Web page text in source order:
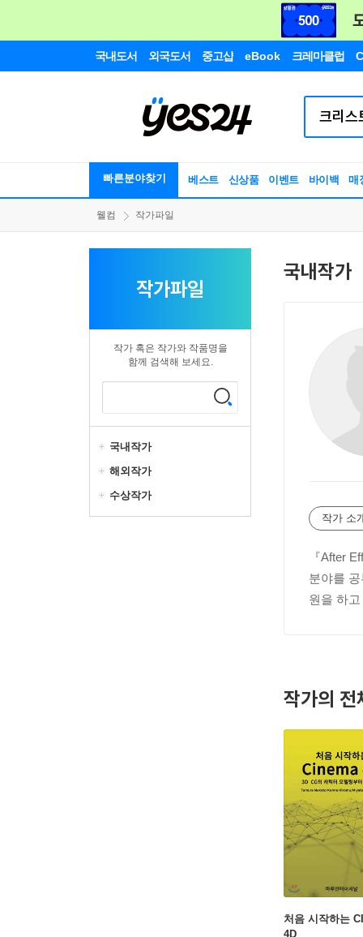
국내도서 외국도서 중고샵 eBook 크레마클럽
빠른분야찾기 베스트 신상품 이벤트 바이백 매
웰컴 작가파일
작가파일
작가 혹은 작가와 작품명을
함께 검색해 보세요.
국내작가
해외작가
수상작가
국내작가
작가 소
『After
분야를
원을 하
작가의 전
처음 시작하는
4D